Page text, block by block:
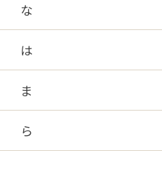
な
は
ま
ら